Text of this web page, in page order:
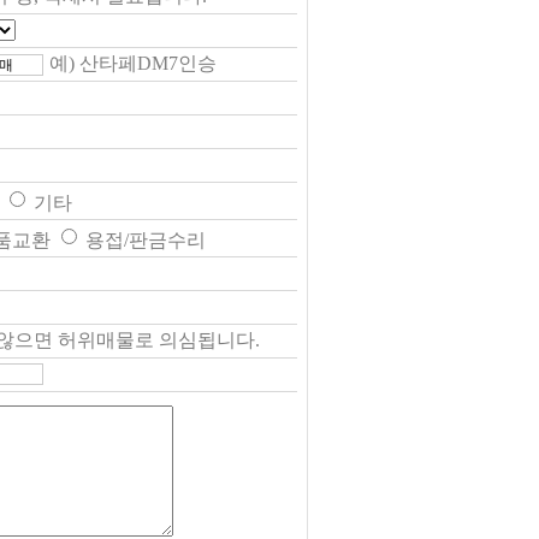
예) 산타페DM7인승
기타
교환
용접/판금수리
으면 허위매물로 의심됩니다.